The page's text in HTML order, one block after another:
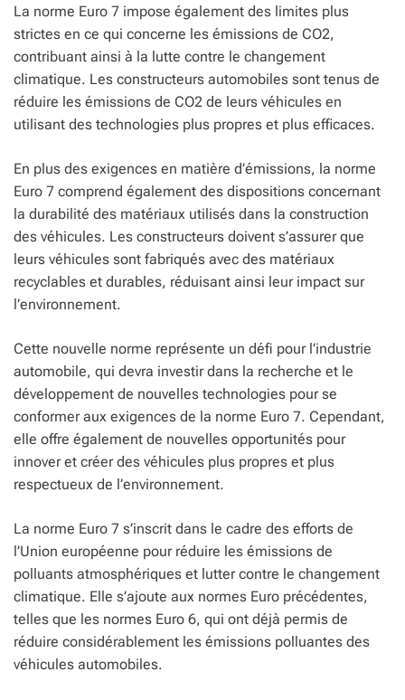
La norme Euro 7 impose également des limites plus
strictes en ce qui concerne les émissions de CO2,
contribuant ainsi à la lutte contre le changement
climatique. Les constructeurs automobiles sont tenus de
réduire les émissions de CO2 de leurs véhicules en
utilisant des technologies plus propres et plus efficaces.
En plus des exigences en matière d’émissions, la norme
Euro 7 comprend également des dispositions concernant
la durabilité des matériaux utilisés dans la construction
des véhicules. Les constructeurs doivent s’assurer que
leurs véhicules sont fabriqués avec des matériaux
recyclables et durables, réduisant ainsi leur impact sur
l’environnement.
Cette nouvelle norme représente un défi pour l’industrie
automobile, qui devra investir dans la recherche et le
développement de nouvelles technologies pour se
conformer aux exigences de la norme Euro 7. Cependant,
elle offre également de nouvelles opportunités pour
innover et créer des véhicules plus propres et plus
respectueux de l’environnement.
La norme Euro 7 s’inscrit dans le cadre des efforts de
l’Union européenne pour réduire les émissions de
polluants atmosphériques et lutter contre le changement
climatique. Elle s’ajoute aux normes Euro précédentes,
telles que les normes Euro 6, qui ont déjà permis de
réduire considérablement les émissions polluantes des
véhicules automobiles.